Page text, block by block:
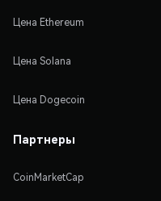
Цена Ethereum
Цена Solana
Цена Dogecoin
Партнеры
CoinMarketCap